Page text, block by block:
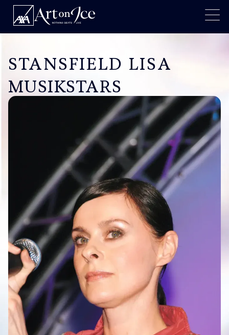
STANSFIELD LISA
MUSIKSTARS